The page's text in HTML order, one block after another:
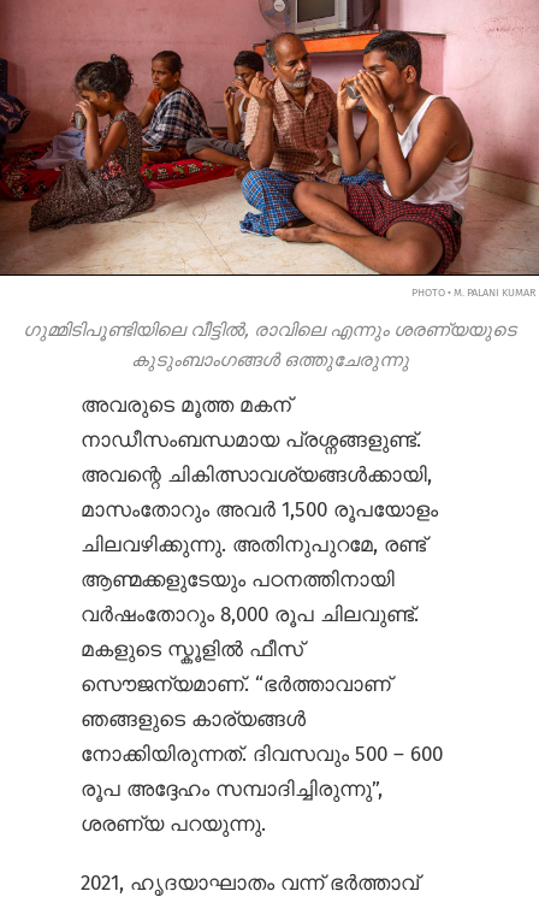
PHOTO • M. PALANI KUMAR
ഗുമ്മിടിപൂണ്ടിയിലെ വീട്ടിൽ, രാവിലെ എന്നും ശരണ്യയുടെ
കുടുംബാംഗങ്ങൾ ഒത്തുചേരുന്നു
അവരുടെ മൂത്ത മകന്
നാഡീസംബന്ധമായ പ്രശ്നങ്ങളുണ്ട്.
അവന്റെ ചികിത്സാവശ്യങ്ങൾക്കായി,
മാ‍സം‌തോറും അവർ 1,500 രൂപയോളം
ചിലവഴിക്കുന്നു. അതിനുപുറമേ, രണ്ട്
ആണ്മക്കളുടേയും പഠനത്തിനായി
വർഷം‌തോറും 8,000 രൂപ ചിലവുണ്ട്.
മകളുടെ സ്കൂളിൽ ഫീസ്
സൌജന്യമാണ്. “ഭർത്താവാണ്
ഞങ്ങളുടെ കാര്യങ്ങൾ
നോക്കിയിരുന്നത്. ദിവസവും 500 – 600
രൂപ അദ്ദേഹം സമ്പാദിച്ചിരുന്നു”,
ശരണ്യ പറയുന്നു.
2021, ഹൃദയാഘാതം വന്ന് ഭർത്താവ്